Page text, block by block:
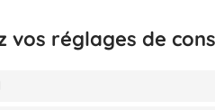
vos réglages de